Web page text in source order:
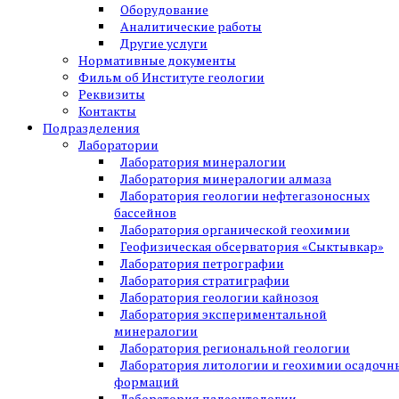
Оборудование
Аналитические работы
Другие услуги
Нормативные документы
Фильм об Институте геологии
Реквизиты
Контакты
Подразделения
Лаборатории
Лаборатория минералогии
Лаборатория минералогии алмаза
Лаборатория геологии нефтегазоносных
бассейнов
Лаборатория органической геохимии
Геофизическая обсерватория «Сыктывкар»
Лаборатория петрографии
Лаборатория стратиграфии
Лаборатория геологии кайнозоя
Лаборатория экспериментальной
минералогии
Лаборатория региональной геологии
Лаборатория литологии и геохимии
формаций